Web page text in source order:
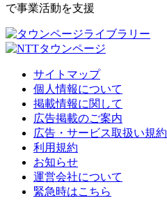
で事業活動を支援
サイトマップ
個人情報について
掲載情報に関して
広告掲載のご案内
広告・サービス取扱い規約
利用規約
お知らせ
運営会社について
緊急時はこちら